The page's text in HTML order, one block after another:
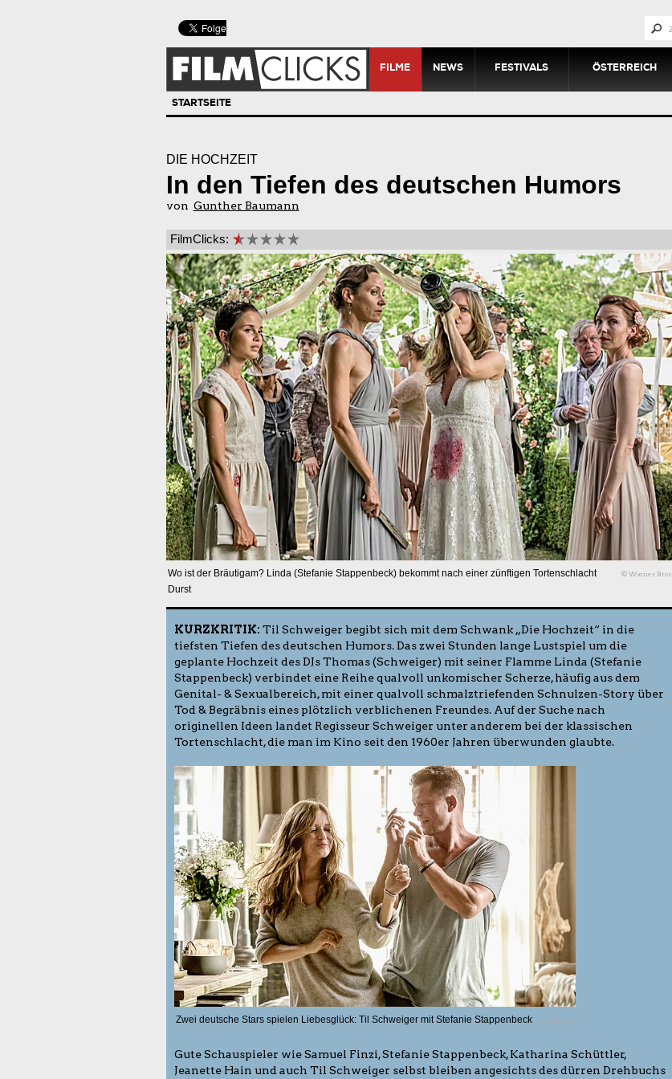
FILME NEWS FESTIVALS ÖSTERREICH
STARTSEITE
DIE HOCHZEIT
In den Tiefen des deutschen Humors
von Gunther Baumann
FilmClicks:
Wo ist der Bräutigam? Linda (Stefanie Stappenbeck) bekommt nach einer zünftigen Tortenschlacht
Durst
© Warner Bros.
KURZKRITIK: Til Schweiger begibt sich mit dem Schwank „Die Hochzeit“ in die
tiefsten Tiefen des deutschen Humors. Das zwei Stunden lange Lustspiel um die
geplante Hochzeit des DJs Thomas (Schweiger) mit seiner Flamme Linda (Stefanie
Stappenbeck) verbindet eine Reihe qualvoll unkomischer Scherze, häufig aus dem
Genital- & Sexualbereich, mit einer qualvoll schmalztriefenden Schnulzen-Story über
Tod & Begräbnis eines plötzlich verblichenen Freundes. Auf der Suche nach
originellen Ideen landet Regisseur Schweiger unter anderem bei der klassischen
Tortenschlacht, die man im Kino seit den 1960er Jahren überwunden glaubte.
Zwei deutsche Stars spielen Liebesglück: Til Schweiger mit Stefanie Stappenbeck © Warner
Gute Schauspieler wie Samuel Finzi, Stefanie Stappenbeck, Katharina Schüttler,
Jeanette Hain und auch Til Schweiger selbst bleiben angesichts des dürren Drehbuchs